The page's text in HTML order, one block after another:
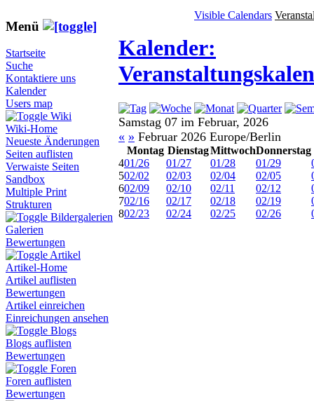
Menü
Startseite
Suche
Kontaktiere uns
Kalender
Users map
Wiki
Wiki-Home
Neueste Änderungen
Seiten auflisten
Verwaiste Seiten
Sandbox
Multiple Print
Strukturen
Bildergalerien
Galerien
Bewertungen
Artikel
Artikel-Home
Artikel auflisten
Bewertungen
Artikel einreichen
Einreichungen ansehen
Blogs
Blogs auflisten
Bewertungen
Foren
Foren auflisten
Bewertungen
Visible Calendars
Kalender:
Samstag 07 im Februar, 2026
« » Februar 2026 Europe/Berlin
Montag DienstagMittwochDonnerstag
401/26 01/27 01/28 01/29
502/02 02/03 02/04 02/05
602/09 02/10 02/11 02/12
702/16 02/17 02/18 02/19
802/23 02/24 02/25 02/26